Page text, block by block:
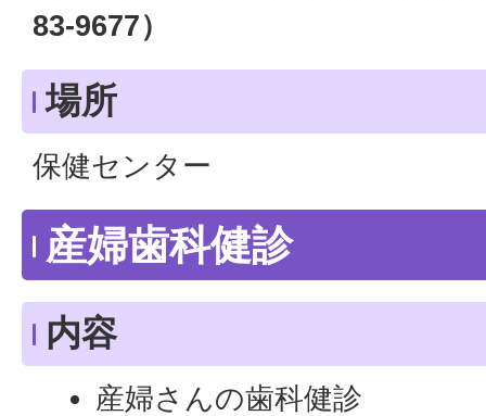
83-9677）
場所
保健センター
産婦歯科健診
内容
産婦さんの歯科健診